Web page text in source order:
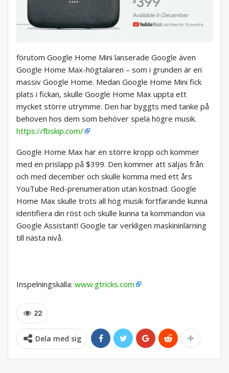
förutom Google Home Mini lanserade Google även
Google Home Max-högtalaren – som i grunden är en
massiv Google Home. Medan Google Home Mini fick
plats i fickan, skulle Google Home Max uppta ett
mycket större utrymme. Den har byggts med tanke på
behoven hos dem som behöver spela högre musik.
https://fbskip.com/
Google Home Max har en större kropp och kommer
med en prislapp på $399. Den kommer att säljas från
och med december och skulle komma med ett års
YouTube Red-prenumeration utan kostnad. Google
Home Max skulle trots all hög musik fortfarande kunna
identifiera din röst och skulle kunna ta kommandon via
Google Assistant! Google tar verkligen maskininlärning
till nästa nivå.
Inspelningskälla: www.gtricks.com
22
Dela med sig